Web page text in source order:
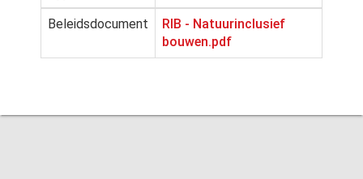
Beleidsdocument
RIB - Natuurinclusief
bouwen.pdf